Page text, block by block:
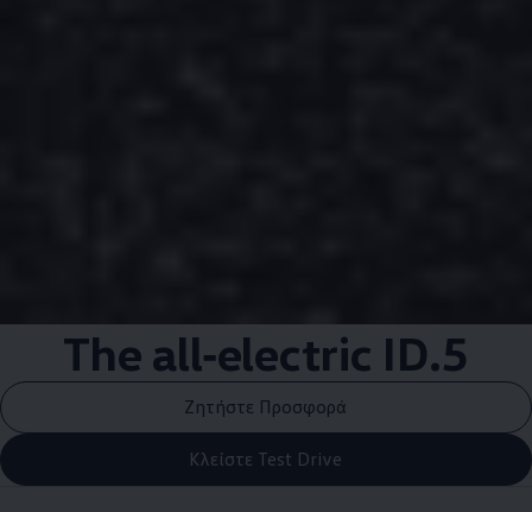
The all‑electric ID.5
Ζητήστε Προσφορά
Κλείστε Test Drive